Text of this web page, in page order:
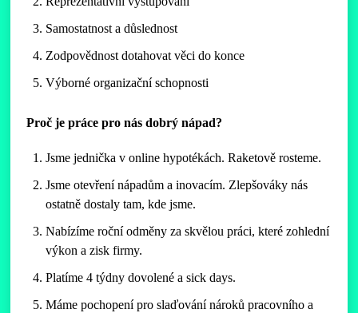
Samostatnost a důslednost
Zodpovědnost dotahovat věci do konce
Výborné organizační schopnosti
Proč je práce pro nás dobrý nápad?
Jsme jednička v online hypotékách. Raketově rosteme.
Jsme otevření nápadům a inovacím. Zlepšováky nás
ostatně dostaly tam, kde jsme.
Nabízíme roční odměny za skvělou práci, které zohlední
výkon a zisk firmy.
Platíme 4 týdny dovolené a sick days.
Máme pochopení pro slaďování nároků pracovního a